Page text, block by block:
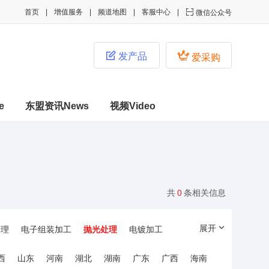
 微信公众号
客服中心
频道地图
增值服务
首页
 爱采购
 发产品
东盟资讯News 视频Video
共0条相关信息
电子组装加工 抛光处理 电镀加工 展开
山东 河南 湖北 湖南 广东 广西 海南